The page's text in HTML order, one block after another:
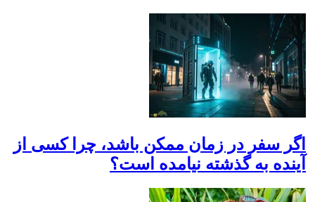
اگر سفر در زمان ممکن باشد، چرا کسی از
آینده به گذشته نیامده است؟